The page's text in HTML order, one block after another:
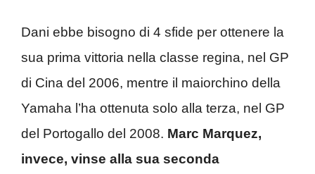
Dani ebbe bisogno di 4 sfide per ottenere la
sua prima vittoria nella classe regina, nel GP
di Cina del 2006, mentre il maiorchino della
Yamaha l’ha ottenuta solo alla terza, nel GP
del Portogallo del 2008. Marc Marquez,
invece, vinse alla sua seconda